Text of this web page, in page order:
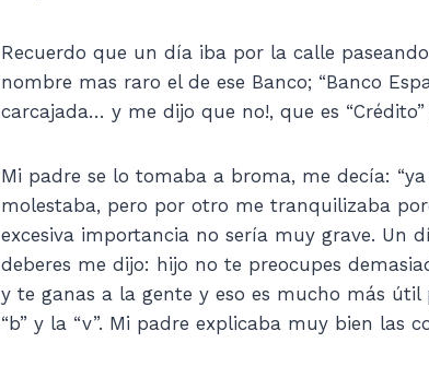
Recuerdo que un día iba por la calle
nombre mas raro el de ese Banco; “Banco
carcajada… y me dijo que no!, que es “Crédito”
Mi padre se lo tomaba a broma, me decía:
molestaba, pero por otro me tranquilizaba
excesiva importancia no sería muy grave. Un
deberes me dijo: hijo no te preocupes
y te ganas a la gente y eso es mucho más
“b” y la “v”. Mi padre explicaba muy bien las